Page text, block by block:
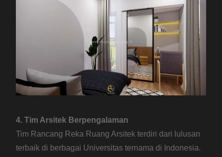
4. Tim Arsitek Berpengalaman
Tim Rancang Reka Ruang Arsitek terdiri dari lulusan
terbaik di berbagai Universitas ternama di Indonesia.